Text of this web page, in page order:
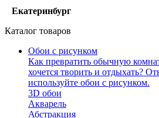
Екатеринбург
Каталог товаров
Обои с рисунком
Как превратить обычную
хочется творить и отдыхать?
используйте обои с рисунком.
3D обои
Акварель
Абстракция